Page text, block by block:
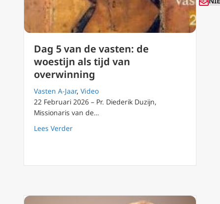
Dag 5 van de vasten: de
woestijn als tijd van
overwinning
Vasten A-Jaar, Video
22 Februari 2026 – Pr. Diederik Duzijn,
Missionaris van de…
Lees Verderabout Dag 5 van de vasten: de woestijn als